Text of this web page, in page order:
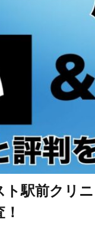
ト駅前クリ